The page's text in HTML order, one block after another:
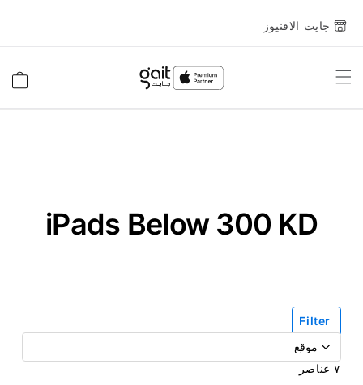
جايت الافنيوز
Toggle
iPads Below 300 KD
Filter
٧عناصر